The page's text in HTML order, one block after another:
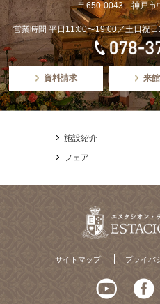
〒650-0043 神戸市
営業時間 平日11:00〜19:00／土日祝
資料請求 来
施設紹介
フェア
サイトマップ プライバ